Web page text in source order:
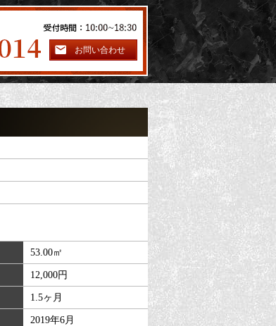
お問い合わせ
53.00㎡
12,000円
1.5ヶ月
2019年6月